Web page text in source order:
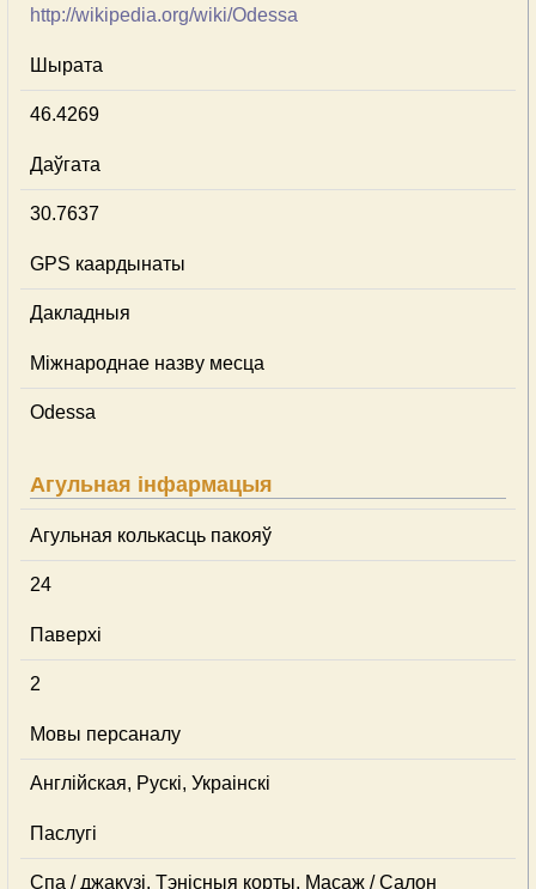
http://wikipedia.org/wiki/Odessa
Шырата
46.4269
Даўгата
30.7637
GPS каардынаты
Дакладныя
Міжнароднае назву месца
Odessa
Агульная інфармацыя
Агульная колькасць пакояў
24
Паверхі
2
Мовы персаналу
Англійская, Рускі, Украінскі
Паслугі
Спа / джакузі, Тэнісныя корты, Масаж / Салон